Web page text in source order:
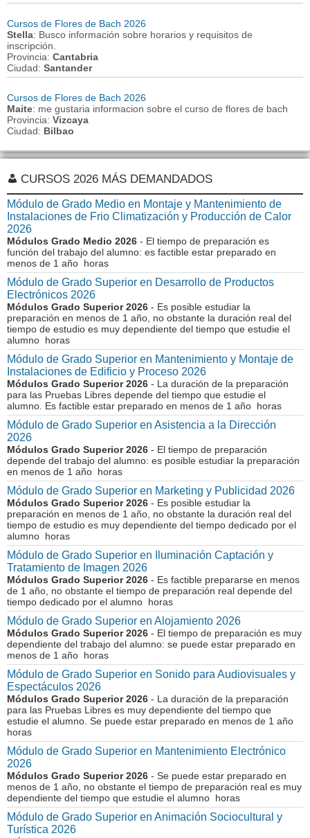
Cursos de Flores de Bach 2026
Stella: Busco información sobre horarios y requisitos de
inscripción.
Provincia: Cantabria
Ciudad: Santander
Cursos de Flores de Bach 2026
Maite: me gustaria informacion sobre el curso de flores de bach
Provincia: Vizcaya
Ciudad: Bilbao
CURSOS 2026 MÁS DEMANDADOS
Módulo de Grado Medio en Montaje y Mantenimiento de
Instalaciones de Frio Climatización y Producción de Calor
2026
Módulos Grado Medio 2026 - El tiempo de preparación es
función del trabajo del alumno: es factible estar preparado en
menos de 1 año horas
Módulo de Grado Superior en Desarrollo de Productos
Electrónicos 2026
Módulos Grado Superior 2026 - Es posible estudiar la
preparación en menos de 1 año, no obstante la duración real del
tiempo de estudio es muy dependiente del tiempo que estudie el
alumno horas
Módulo de Grado Superior en Mantenimiento y Montaje de
Instalaciones de Edificio y Proceso 2026
Módulos Grado Superior 2026 - La duración de la preparación
para las Pruebas Libres depende del tiempo que estudie el
alumno. Es factible estar preparado en menos de 1 año horas
Módulo de Grado Superior en Asistencia a la Dirección
2026
Módulos Grado Superior 2026 - El tiempo de preparación
depende del trabajo del alumno: es posible estudiar la preparación
en menos de 1 año horas
Módulo de Grado Superior en Marketing y Publicidad 2026
Módulos Grado Superior 2026 - Es posible estudiar la
preparación en menos de 1 año, no obstante la duración real del
tiempo de estudio es muy dependiente del tiempo dedicado por el
alumno horas
Módulo de Grado Superior en Iluminación Captación y
Tratamiento de Imagen 2026
Módulos Grado Superior 2026 - Es factible prepararse en menos
de 1 año, no obstante el tiempo de preparación real depende del
tiempo dedicado por el alumno horas
Módulo de Grado Superior en Alojamiento 2026
Módulos Grado Superior 2026 - El tiempo de preparación es muy
dependiente del trabajo del alumno: se puede estar preparado en
menos de 1 año horas
Módulo de Grado Superior en Sonido para Audiovisuales y
Espectáculos 2026
Módulos Grado Superior 2026 - La duración de la preparación
para las Pruebas Libres es muy dependiente del tiempo que
estudie el alumno. Se puede estar preparado en menos de 1 año
horas
Módulo de Grado Superior en Mantenimiento Electrónico
2026
Módulos Grado Superior 2026 - Se puede estar preparado en
menos de 1 año, no obstante el tiempo de preparación real es muy
dependiente del tiempo que estudie el alumno horas
Módulo de Grado Superior en Animación Sociocultural y
Turística 2026